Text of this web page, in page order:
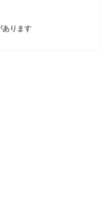
あります